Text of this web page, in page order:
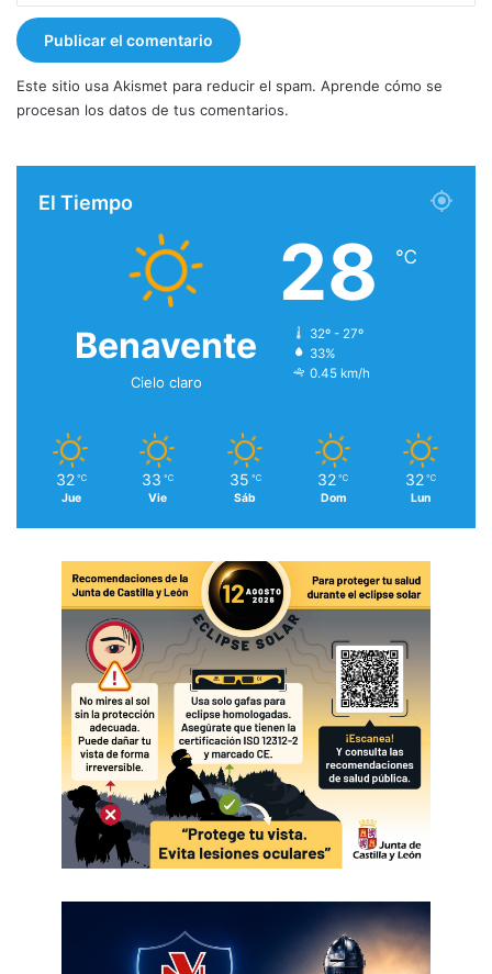
Este sitio usa Akismet para reducir el spam. Aprende cómo se
procesan los datos de tus comentarios.
El Tiempo
Benavente
Cielo claro
28 ℃
32º - 27º
33%
0.45 km/h
32 ℃
Jue
33 ℃
Vie
35 ℃
Sáb
32 ℃
Dom
32 ℃
Lun